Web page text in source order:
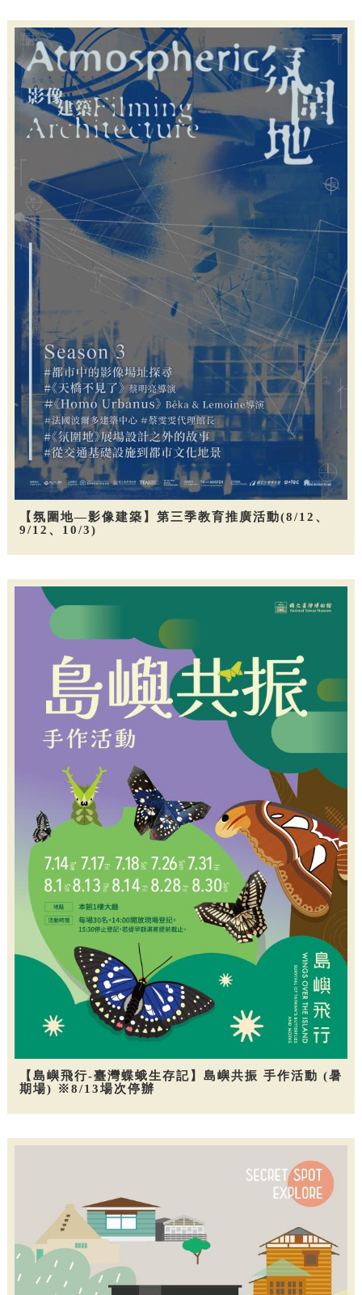
【氛圍地—影像建築】第三季教育推廣活動(8/12、
9/12、10/3)
【島嶼飛行-臺灣蝶蛾生存記】島嶼共振 手作活動 (暑
期場) ※8/13場次停辦